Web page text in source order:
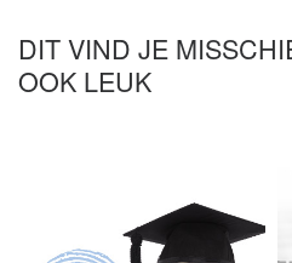
DIT VIND JE
OOK LEUK